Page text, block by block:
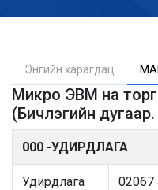
Энгийн харагдац
Микро ЭВМ на
(Бичлэгийн
000 -УДИРДЛАГА
Удирдлага 02067